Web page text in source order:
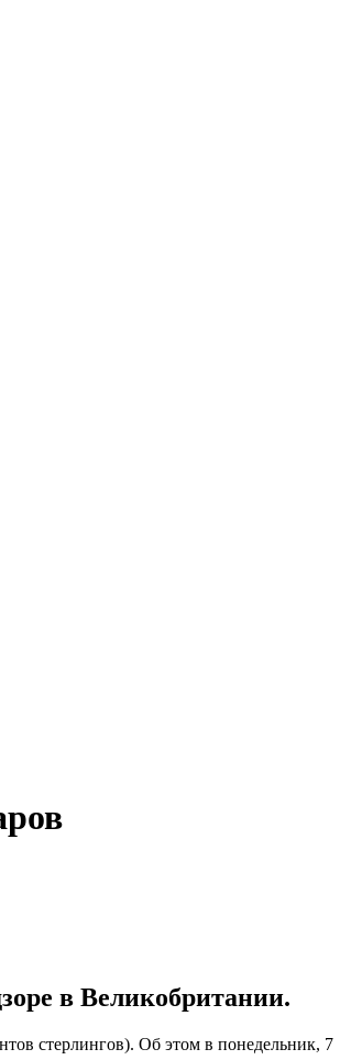
в Великобритании.
стерлингов). Об этом в понедельник, 7